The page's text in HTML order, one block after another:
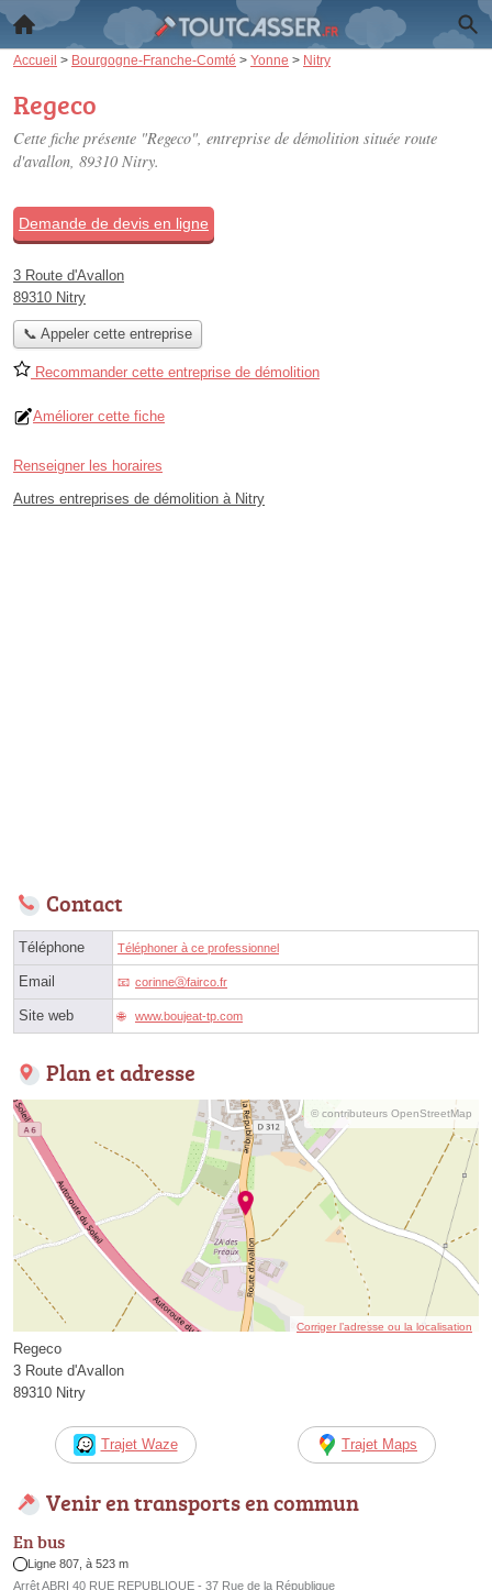
Accueil > Bourgogne-Franche-Comté > Yonne > Nitry
Regeco
Cette fiche présente "Regeco", entreprise de démolition située route
d'avallon, 89310 Nitry.
Demande de devis en ligne
3 Route d'Avallon
89310 Nitry
📞 Appeler cette entreprise
Recommander cette entreprise de démolition
Améliorer cette fiche
Renseigner les horaires
Autres entreprises de démolition à Nitry
Contact
Téléphone Téléphoner à ce professionnel
Email corinneⓐfairco.fr
Site web www.boujeat-tp.com
Plan et adresse
© contributeurs OpenStreetMap
Corriger l’adresse ou la localisation
Regeco
3 Route d'Avallon
89310 Nitry
Trajet Waze Trajet Maps
Venir en transports en commun
En bus
Ligne 807, à 523 m
Arrêt ABRI 40 RUE REPUBLIQUE - 37 Rue de la République